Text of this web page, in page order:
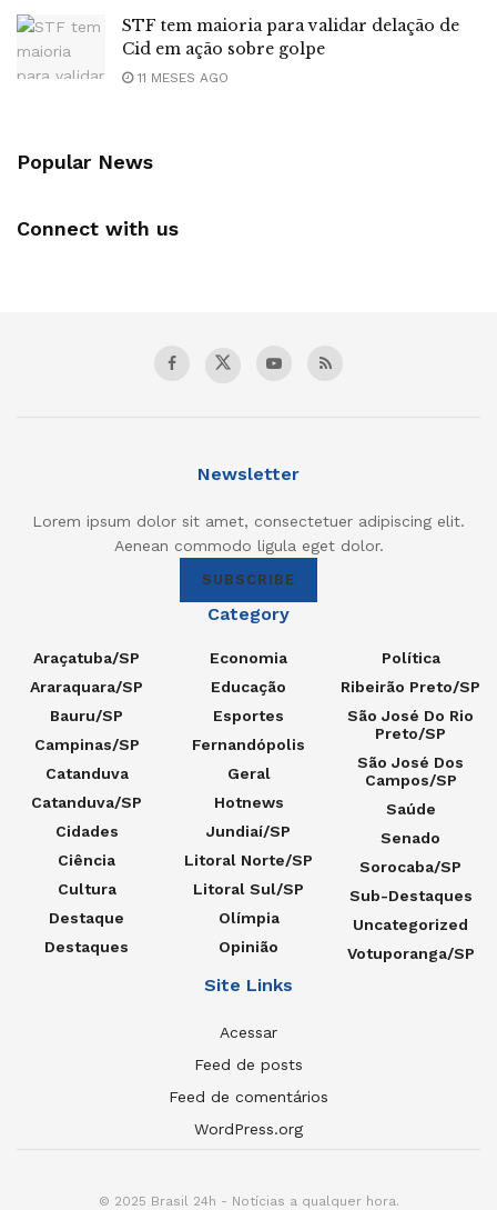
STF tem maioria para validar delação de
Cid em ação sobre golpe
11 MESES AGO
Popular News
Connect with us
Newsletter
Lorem ipsum dolor sit amet, consectetuer adipiscing elit.
Aenean commodo ligula eget dolor.
SUBSCRIBE
Category
Araçatuba/SP
Araraquara/SP
Bauru/SP
Campinas/SP
Catanduva
Catanduva/SP
Cidades
Ciência
Cultura
Destaque
Destaques
Economia
Educação
Esportes
Fernandópolis
Geral
Hotnews
Jundiaí/SP
Litoral Norte/SP
Litoral Sul/SP
Olímpia
Opinião
Política
Ribeirão Preto/SP
São José Do Rio
Preto/SP
São José Dos
Campos/SP
Saúde
Senado
Sorocaba/SP
Sub-Destaques
Uncategorized
Votuporanga/SP
Site Links
Acessar
Feed de posts
Feed de comentários
WordPress.org
© 2025 Brasil 24h - Notícias a qualquer hora.